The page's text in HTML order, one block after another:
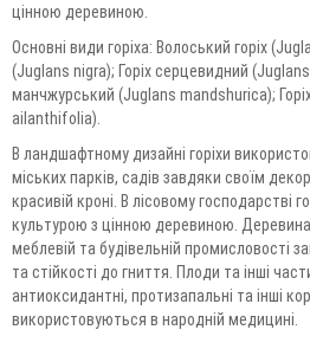
цінною деревиною.
Основні види горіха: Волоський горіх
(Juglans nigra); Горіх серцевидний
манчжурський (Juglans mandshurica);
ailanthifolia).
В ландшафтному дизайні горіхи
міських парків, садів завдяки своїм
красивій кроні. В лісовому господарстві
культурою з цінною деревиною.
меблевій та будівельній промисловості
та стійкості до гниття. Плоди та інші
антиоксидантні, протизапальні та інші
використовуються в народній медицині.